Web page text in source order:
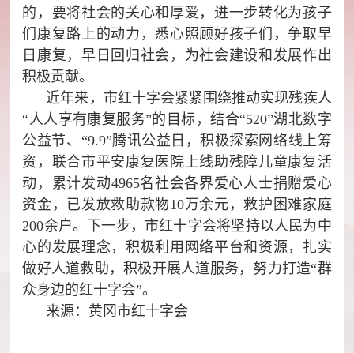
的，要将社会的关心和厚爱，进一步转化为孩子
们康复路上的动力，悉心照顾好孩子们，争取早
日康复，早日回归社会，为社会建设和发展作出
积极贡献。
近年来，市红十字会紧紧围绕推动实现残疾人
“人人享有康复服务”的目标，结合“520”湖北数字
公益节、“9.9”腾讯公益日，积极探索网络线上筹
资，联合市平安康复医院上线助残障儿童康复活
动，累计发动4965名社会各界爱心人士捐赠爱心
资金，已发放救助款物10万余元，救护困难家庭
200余户。下一步，市红十字会将坚持以人民为中
心的发展理念，积极利用网络平台和资源，扎实
做好人道救助，积极开展人道服务，努力打造“群
众身边的红十字会”。
来源：黄冈市红十字会